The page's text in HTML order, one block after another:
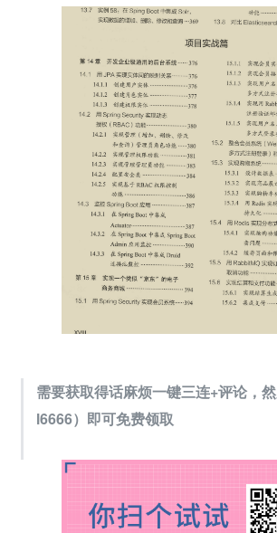
需要获取得话麻烦一键三连+评论，
l6666）即可免费领取